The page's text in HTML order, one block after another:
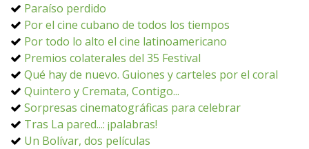
Paraíso perdido
Por el cine cubano de todos los tiempos
Por todo lo alto el cine latinoamericano
Premios colaterales del 35 Festival
Qué hay de nuevo. Guiones y carteles por el coral
Quintero y Cremata, Contigo...
Sorpresas cinematográficas para celebrar
Tras La pared...: ¡palabras!
Un Bolívar, dos películas